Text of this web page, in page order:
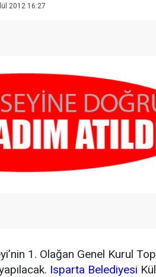
2012 16:27
1. Olağan Genel Kurul
Isparta Belediyesi